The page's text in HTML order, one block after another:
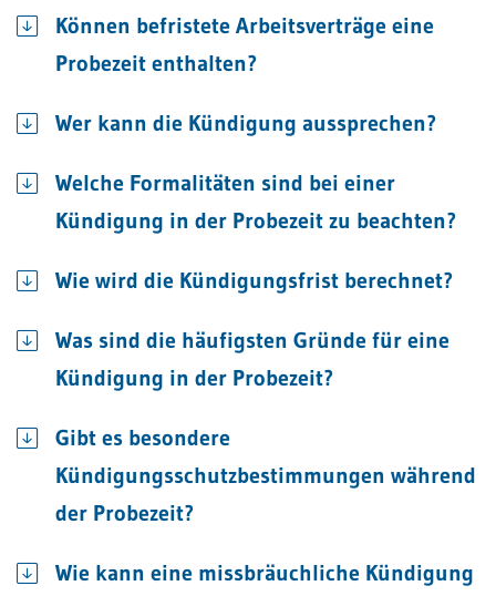
Können befristete Arbeitsverträge eine
Probezeit enthalten?
Wer kann die Kündigung aussprechen?
Welche Formalitäten sind bei einer
Kündigung in der Probezeit zu beachten?
Wie wird die Kündigungsfrist berechnet?
Was sind die häufigsten Gründe für eine
Kündigung in der Probezeit?
Gibt es besondere
Kündigungsschutzbestimmungen während
der Probezeit?
Wie kann eine missbräuchliche Kündigung